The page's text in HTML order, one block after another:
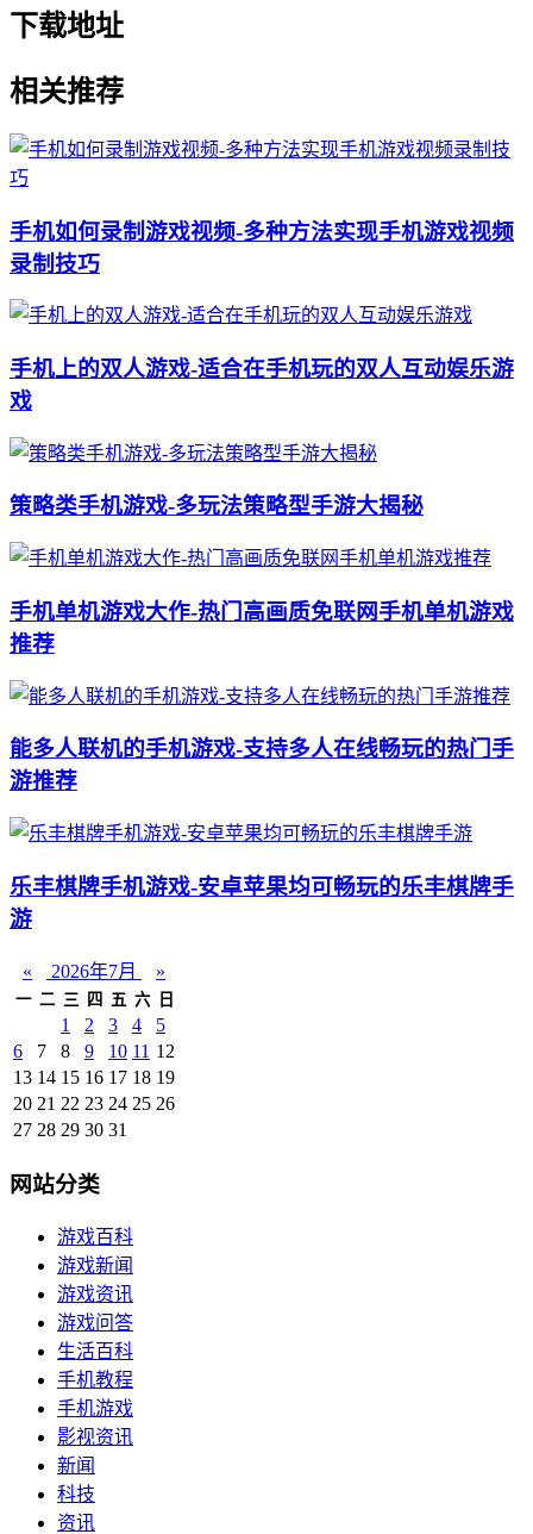
下载地址
相关推荐
手机如何录制游戏视频-多种方法实现手机游戏视频
录制技巧
手机上的双人游戏-适合在手机玩的双人互动娱乐游
戏
策略类手机游戏-多玩法策略型手游大揭秘
手机单机游戏大作-热门高画质免联网手机单机游戏
推荐
能多人联机的手机游戏-支持多人在线畅玩的热门手
游推荐
乐丰棋牌手机游戏-安卓苹果均可畅玩的乐丰棋牌手
游
« 2026年7月 »
一 二 三 四 五 六 日
1 2 3 4
5
6
7 8 9 10 11 12
13 14 15 16 17 18 19
20 21 22 23 24 25 26
27 28 29 30 31
网站分类
游戏百科
游戏新闻
游戏资讯
游戏问答
生活百科
手机教程
手机游戏
影视资讯
新闻
科技
资讯